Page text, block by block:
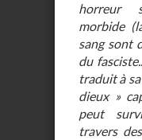
horreur
morbide
sang sont
du
traduit à
dieux »
peut
travers